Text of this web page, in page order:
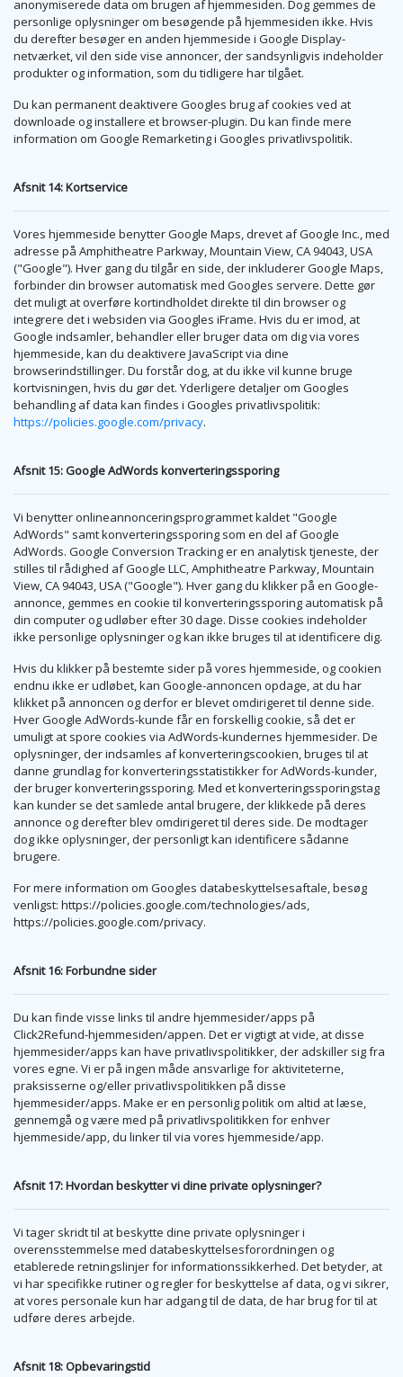
anonymiserede data om brugen af hjemmesiden. Dog gemmes de
personlige oplysninger om besøgende på hjemmesiden ikke. Hvis
du derefter besøger en anden hjemmeside i Google Display-
netværket, vil den side vise annoncer, der sandsynligvis indeholder
produkter og information, som du tidligere har tilgået.
Du kan permanent deaktivere Googles brug af cookies ved at
downloade og installere et browser-plugin. Du kan finde mere
information om Google Remarketing i Googles privatlivspolitik.
Afsnit 14: Kortservice
Vores hjemmeside benytter Google Maps, drevet af Google Inc., med
adresse på Amphitheatre Parkway, Mountain View, CA 94043, USA
("Google"). Hver gang du tilgår en side, der inkluderer Google Maps,
forbinder din browser automatisk med Googles servere. Dette gør
det muligt at overføre kortindholdet direkte til din browser og
integrere det i websiden via Googles iFrame. Hvis du er imod, at
Google indsamler, behandler eller bruger data om dig via vores
hjemmeside, kan du deaktivere JavaScript via dine
browserindstillinger. Du forstår dog, at du ikke vil kunne bruge
kortvisningen, hvis du gør det. Yderligere detaljer om Googles
behandling af data kan findes i Googles privatlivspolitik:
https://policies.google.com/privacy.
Afsnit 15: Google AdWords konverteringssporing
Vi benytter onlineannonceringsprogrammet kaldet "Google
AdWords" samt konverteringssporing som en del af Google
AdWords. Google Conversion Tracking er en analytisk tjeneste, der
stilles til rådighed af Google LLC, Amphitheatre Parkway, Mountain
View, CA 94043, USA ("Google"). Hver gang du klikker på en Google-
annonce, gemmes en cookie til konverteringssporing automatisk på
din computer og udløber efter 30 dage. Disse cookies indeholder
ikke personlige oplysninger og kan ikke bruges til at identificere dig.
Hvis du klikker på bestemte sider på vores hjemmeside, og cookien
endnu ikke er udløbet, kan Google-annoncen opdage, at du har
klikket på annoncen og derfor er blevet omdirigeret til denne side.
Hver Google AdWords-kunde får en forskellig cookie, så det er
umuligt at spore cookies via AdWords-kundernes hjemmesider. De
oplysninger, der indsamles af konverteringscookien, bruges til at
danne grundlag for konverteringsstatistikker for AdWords-kunder,
der bruger konverteringssporing. Med et konverteringssporingstag
kan kunder se det samlede antal brugere, der klikkede på deres
annonce og derefter blev omdirigeret til deres side. De modtager
dog ikke oplysninger, der personligt kan identificere sådanne
brugere.
For mere information om Googles databeskyttelsesaftale, besøg
venligst: https://policies.google.com/technologies/ads,
https://policies.google.com/privacy.
Afsnit 16: Forbundne sider
Du kan finde visse links til andre hjemmesider/apps på
Click2Refund-hjemmesiden/appen. Det er vigtigt at vide, at disse
hjemmesider/apps kan have privatlivspolitikker, der adskiller sig fra
vores egne. Vi er på ingen måde ansvarlige for aktiviteterne,
praksisserne og/eller privatlivspolitikken på disse
hjemmesider/apps. Make er en personlig politik om altid at læse,
gennemgå og være med på privatlivspolitikken for enhver
hjemmeside/app, du linker til via vores hjemmeside/app.
Afsnit 17: Hvordan beskytter vi dine private oplysninger?
Vi tager skridt til at beskytte dine private oplysninger i
overensstemmelse med databeskyttelsesforordningen og
etablerede retningslinjer for informationssikkerhed. Det betyder, at
vi har specifikke rutiner og regler for beskyttelse af data, og vi sikrer,
at vores personale kun har adgang til de data, de har brug for til at
udføre deres arbejde.
Afsnit 18: Opbevaringstid